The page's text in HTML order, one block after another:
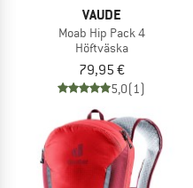
VAUDE
Moab Hip Pack 4
Höftväska
79,95 €
5,0(1)